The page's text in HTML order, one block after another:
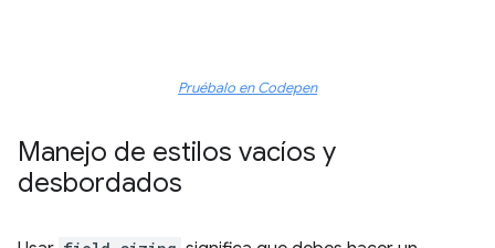
Pruébalo en Codepen
Manejo de estilos vacíos y
desbordados